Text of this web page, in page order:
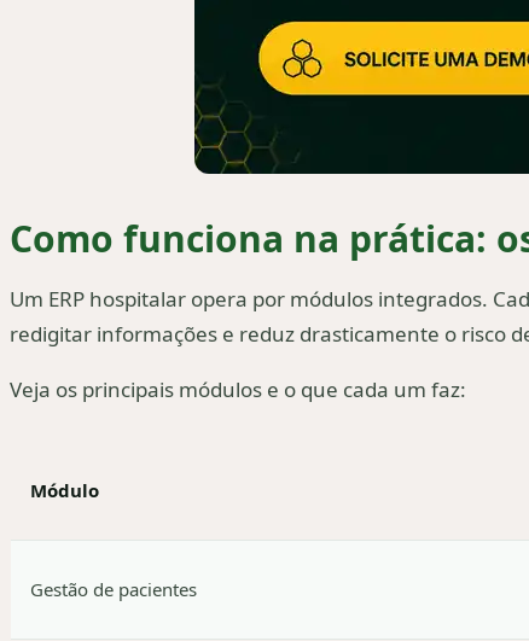
Como funciona na prática:
Um ERP hospitalar opera por módulos integrados.
redigitar informações e reduz drasticamente o risco
Veja os principais módulos e o que cada um faz:
Módulo
Gestão de pacientes